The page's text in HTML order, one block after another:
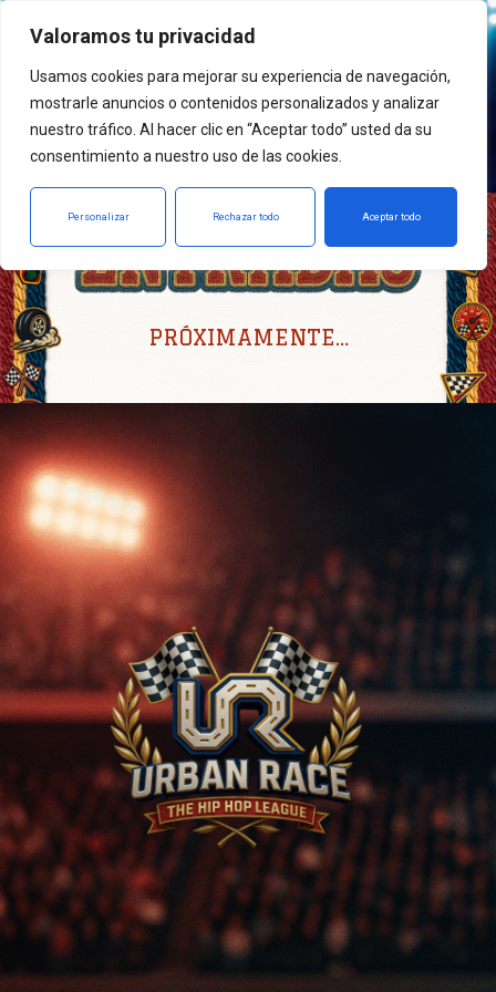
Valoramos tu privacidad
Usamos cookies para mejorar su experiencia de navegación,
mostrarle anuncios o contenidos personalizados y analizar
nuestro tráfico. Al hacer clic en “Aceptar todo” usted da su
consentimiento a nuestro uso de las cookies.
Personalizar Rechazar todo Aceptar todo
PRÓXIMAMENTE…